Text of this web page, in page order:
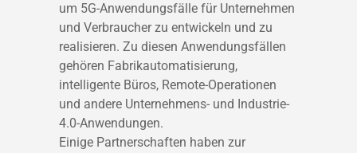
um 5G-Anwendungsfälle für Unternehmen
und Verbraucher zu entwickeln und zu
realisieren. Zu diesen Anwendungsfällen
gehören Fabrikautomatisierung,
intelligente Büros, Remote-Operationen
und andere Unternehmens- und Industrie-
4.0-Anwendungen.
Einige Partnerschaften haben zur